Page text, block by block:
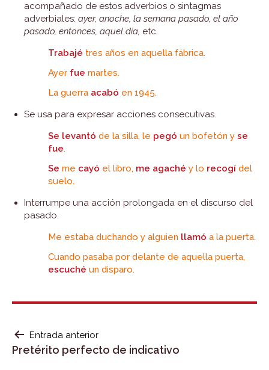
acompañado de estos adverbios o sintagmas
adverbiales: ayer, anoche, la semana pasado, el año
pasado, entonces, aquel día, etc.
Trabajé tres años en aquella fábrica.
Ayer fue martes.
La guerra acabó en 1945.
Se usa para expresar acciones consecutivas.
Se levantó de la silla, le pegó un bofetón y se
fue.
Se me cayó el libro, me agaché y lo recogí del
suelo.
Interrumpe una acción prolongada en el discurso del
pasado.
Me estaba duchando y alguien llamó a la puerta.
Cuando pasaba por delante de aquella puerta,
escuché un disparo.
NAVEGACIÓN
DE
Entrada anterior
Pretérito perfecto de indicativo